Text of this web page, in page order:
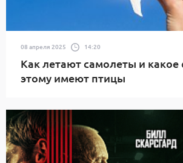
08 апреля 2025 14:20
Как летают самолеты и
этому имеют птицы